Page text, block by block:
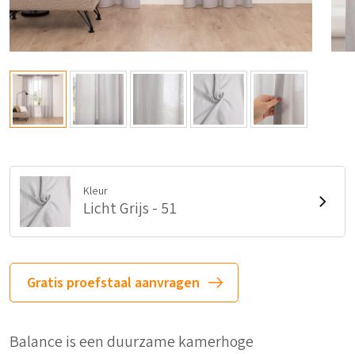
Kleur
Licht Grijs - 51
Gratis proefstaal aanvragen
Balance is een duurzame kamerhoge